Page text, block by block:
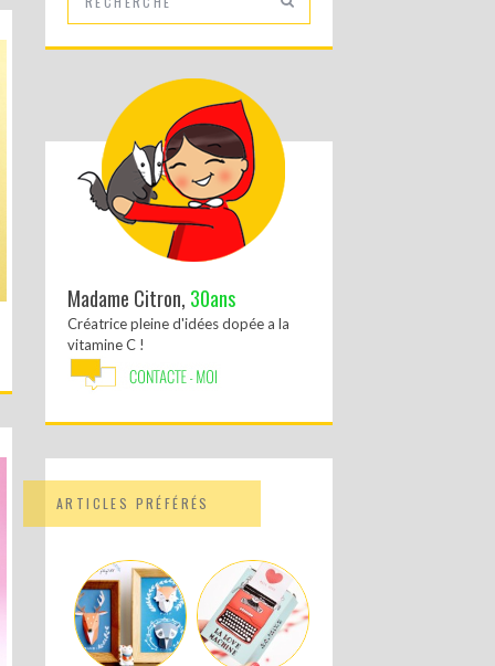
Madame Citron, 30ans
Créatrice pleine d'idées dopée a la
vitamine C !
ARTICLES PRÉFÉRÉS